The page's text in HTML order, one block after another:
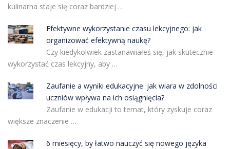
kulinarna staje się coraz bardziej …
Efektywne wykorzystanie czasu lekcyjnego: jak
organizować efektywną naukę?
Czy kiedykolwiek zastanawiałeś się, jak skutecznie
wykorzystać czas lekcyjny, aby …
Zaufanie a wyniki edukacyjne: jak wiara w zdolności
uczniów wpływa na ich osiągnięcia?
Zaufanie w edukacji to temat, który zyskuje coraz
większe znaczenie …
6 miesięcy, by łatwo nauczyć się nowego języka